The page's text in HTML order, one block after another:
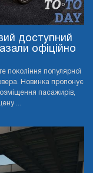
доступний
офіційно
покоління популярної
Новинка пропонує
пасажирів,
...